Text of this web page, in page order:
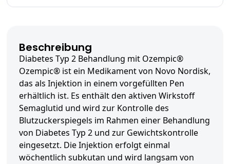
Beschreibung
Diabetes Typ 2 Behandlung mit Ozempic®
Ozempic® ist ein Medikament von Novo Nordisk,
das als Injektion in einem vorgefüllten Pen
erhältlich ist. Es enthält den aktiven Wirkstoff
Semaglutid und wird zur Kontrolle des
Blutzuckerspiegels im Rahmen einer Behandlung
von Diabetes Typ 2 und zur Gewichtskontrolle
eingesetzt. Die Injektion erfolgt einmal
wöchentlich subkutan und wird langsam von